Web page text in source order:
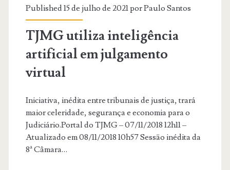
direito
da
inteligência
Published 15 de julho de 2021 porPaulo Santos
TJMG utiliza inteligência
artificial em julgamento
virtual
Iniciativa, inédita entre tribunais de justiça, trará
maior celeridade, segurança e economia para o
Judiciário.Portal do TJMG – 07/11/2018 12h11 –
Atualizado em 08/11/2018 10h57 Sessão inédita da
8ª Câmara…